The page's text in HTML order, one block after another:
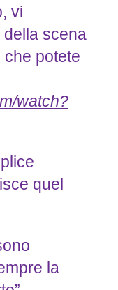
vi
della scena
che potete
watch?
quel
la